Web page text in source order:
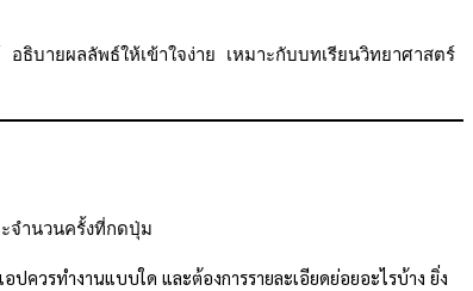
ธิบายผลลัพธ์ให้เข้าใจง่าย เหมาะกับบทเรียนวิทยาศาสตร์
จำนวนครั้งที่กดปุ่ม
ควรทำงานแบบใด และต้องการรายละเอียดย่อยอะไรบ้าง ยิ่ง